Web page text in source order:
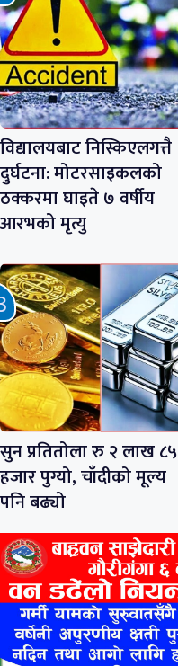
विद्यालयबाट निस्किएलगत्तै
दुर्घटना: मोटरसाइकलको
ठक्करमा घाइते ७ वर्षीय
आरभको मृत्यु
सुन प्रतितोला रु २ लाख ८५
हजार पुग्यो, चाँदीको मूल्य
पनि बढ्यो